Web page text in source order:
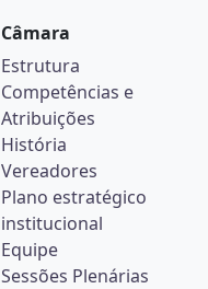
Câmara
Estrutura
Competências e
Atribuições
História
Vereadores
Plano estratégico
institucional
Equipe
Sessões Plenárias